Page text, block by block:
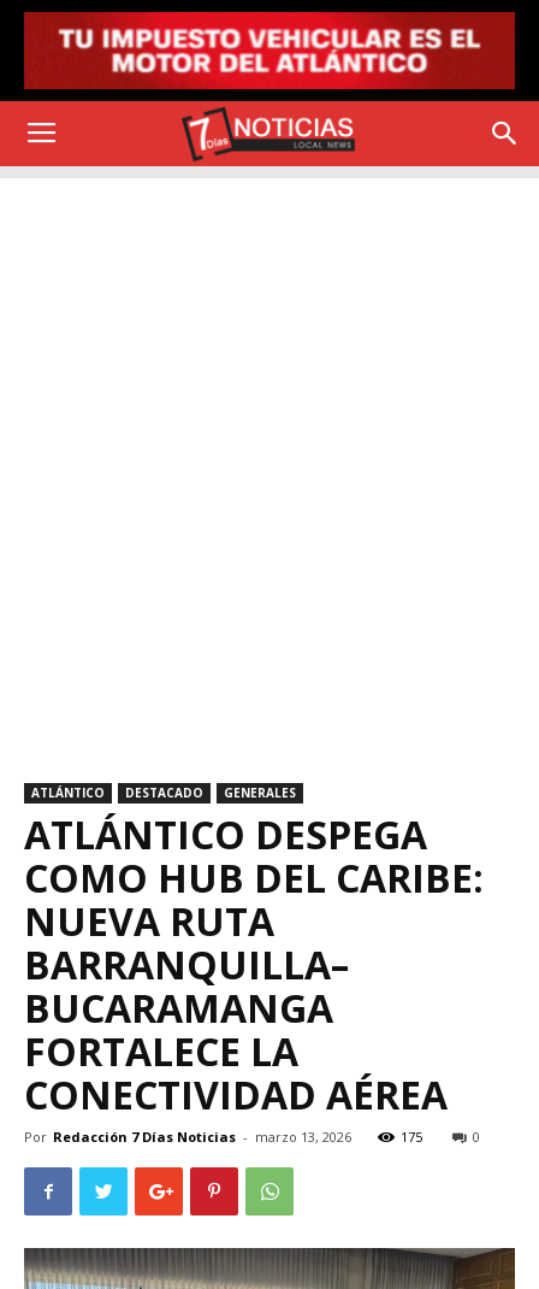
ATLÁNTICO DESTACADO GENERALES
ATLÁNTICO DESPEGA
COMO HUB DEL CARIBE:
NUEVA RUTA
BARRANQUILLA–
BUCARAMANGA
FORTALECE LA
CONECTIVIDAD AÉREA
Por Redacción 7 Días Noticias - marzo 13, 2026 175 0